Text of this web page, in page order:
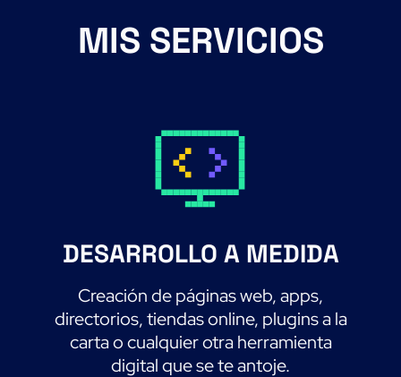
MIS SERVICIOS
DESARROLLO A MEDIDA
Creación de páginas web, apps,
directorios, tiendas online, plugins a la
carta o cualquier otra herramienta
digital que se te antoje.